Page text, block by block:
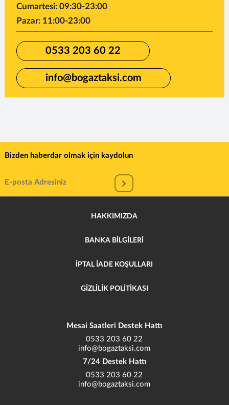
Cumartesi: 09:30-23:00
Pazar: 11:00-23:00
0533 203 60 22
info@bogaztaksi.com
Bizden haberdar olmak için kaydolun
HAKKIMIZDA
BANKA BİLGİLERİ
İPTAL İADE KOŞULLARI
GİZLİLİK POLİTİKASI
Mesai Saatleri Destek Hattı
0533 203 60 22
info@bogaztaksi.com
7/24 Destek Hattı
0533 203 60 22
info@bogaztaksi.com